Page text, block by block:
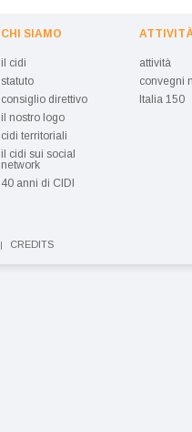
CHI SIAMO
il cidi
statuto
consiglio direttivo
il nostro logo
cidi territoriali
il cidi sui social
network
40 anni di CIDI
attività
convegni
Italia 150
CREDITS